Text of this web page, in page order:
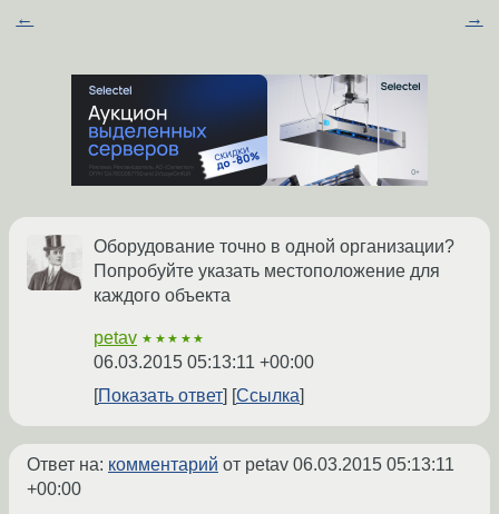
← →
Оборудование точно в одной организации?
Попробуйте указать местоположение для
каждого объекта
petav ★★★★★
06.03.2015 05:13:11 +00:00
Показать ответ
Ссылка
Ответ на: комментарий от petav 06.03.2015 05:13:11
+00:00